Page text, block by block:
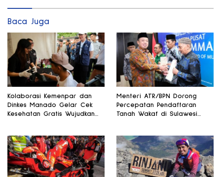
Baca Juga
Kolaborasi Kemenpar dan
Dinkes Manado Gelar Cek
Kesehatan Gratis Wujudkan
Menteri ATR/BPN Dorong
Percepatan Pendaftaran
Tanah Wakaf di Sulawesi